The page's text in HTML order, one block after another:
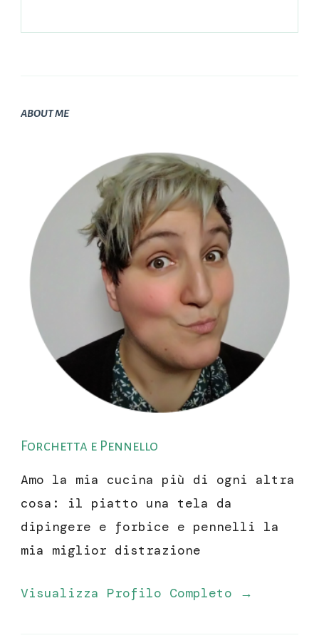
ABOUT ME
Forchetta e Pennello
Amo la mia cucina più di ogni altra
cosa: il piatto una tela da
dipingere e forbice e pennelli la
mia miglior distrazione
Visualizza Profilo Completo →